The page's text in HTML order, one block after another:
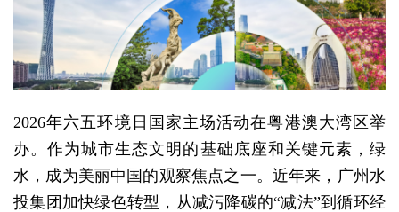
2026年六五环境日国家主场活动在粤港澳大湾区举
办。作为城市生态文明的基础底座和关键元素，绿
水，成为美丽中国的观察焦点之一。近年来，广州水
投集团加快绿色转型，从减污降碳的“减法”到循环经